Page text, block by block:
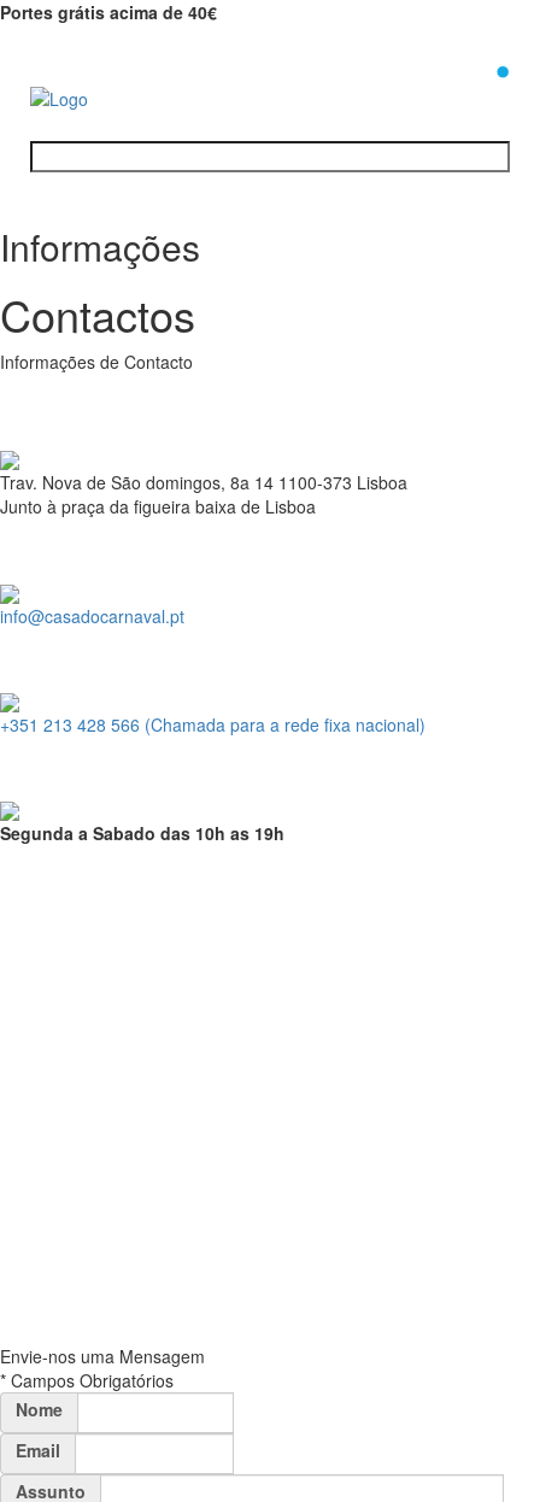
Portes grátis acima de 40€
Informações
Contactos
Informações de Contacto
Trav. Nova de São domingos, 8a 14 1100-373 Lisboa
Junto à praça da figueira baixa de Lisboa
info@casadocarnaval.pt
+351 213 428 566 (Chamada para a rede fixa nacional)
Segunda a Sabado das 10h as 19h
Envie-nos uma Mensagem
* Campos Obrigatórios
Nome
Email
Assunto